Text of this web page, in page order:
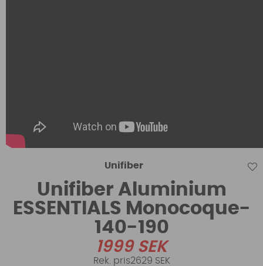
Unifiber
Unifiber Aluminium
ESSENTIALS Monocoque-
140-190
1999SEK
2629 SEK